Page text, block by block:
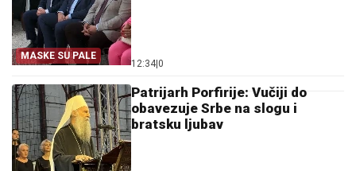
MASKE SU PALE
12:34|0
Patrijarh Porfirije: Vučiji do
obavezuje Srbe na slogu i
bratsku ljubav